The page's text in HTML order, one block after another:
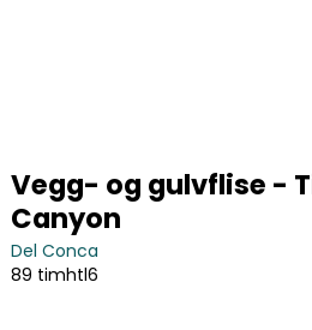
Vegg- og gulvflise -
Canyon
Del Conca
89 timhtl6